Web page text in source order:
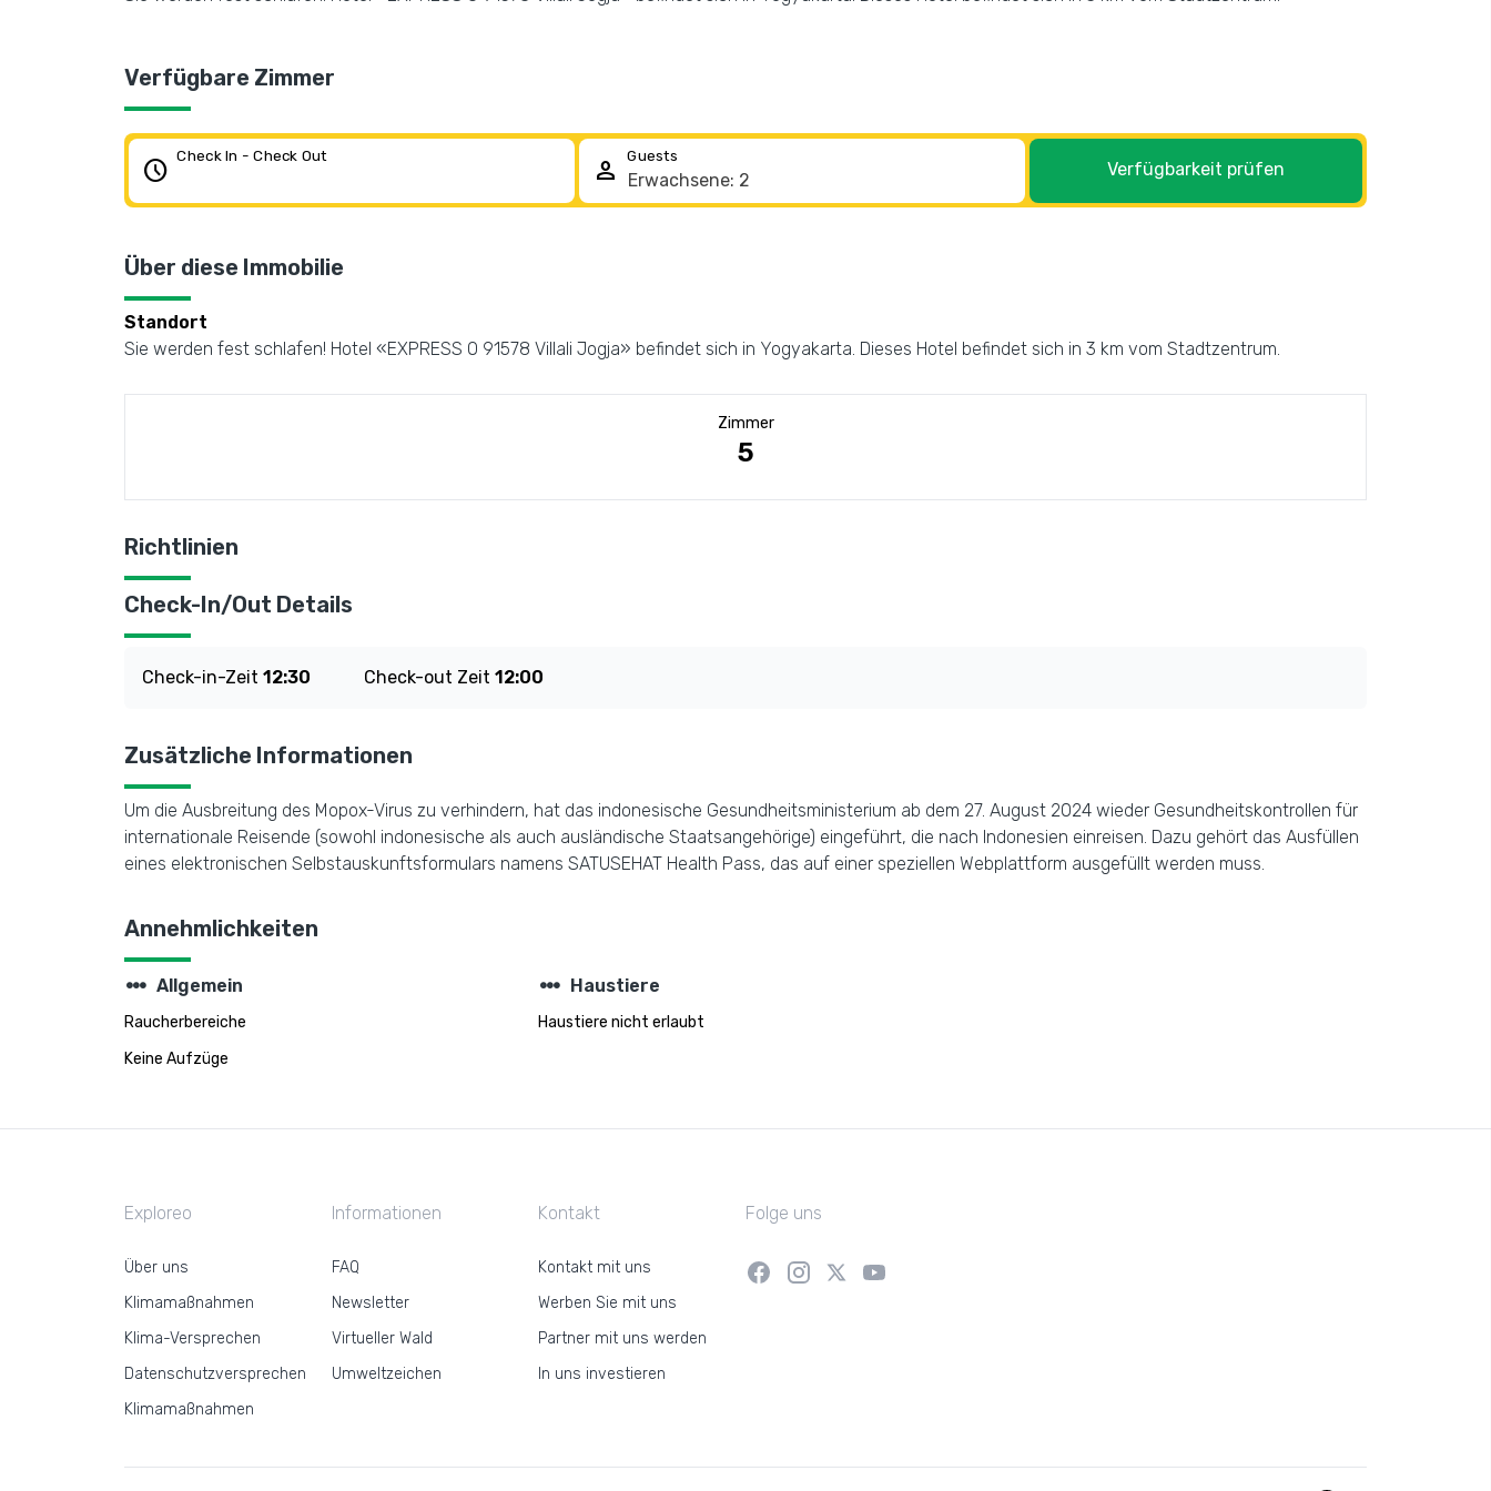
Verfügbare Zimmer
schedule Check In - Check Out person Guests
Verfügbarkeit prüfen
Über diese Immobilie
Standort
Sie werden fest schlafen! Hotel «EXPRESS O 91578 Villali Jogja» befindet sich in Yogyakarta. Dieses Hotel befindet sich in 3 km vom Stadtzentrum.
Zimmer
5
Richtlinien
Check-In/Out Details
Check-in-Zeit 12:30 Check-out Zeit 12:00
Zusätzliche Informationen
Um die Ausbreitung des Mopox-Virus zu verhindern, hat das indonesische Gesundheitsministerium ab dem 27. August 2024 wieder Gesundheitskontrollen für
internationale Reisende (sowohl indonesische als auch ausländische Staatsangehörige) eingeführt, die nach Indonesien einreisen. Dazu gehört das Ausfüllen
eines elektronischen Selbstauskunftsformulars namens SATUSEHAT Health Pass, das auf einer speziellen Webplattform ausgefüllt werden muss.
Annehmlichkeiten
steppers Allgemein
Raucherbereiche
Keine Aufzüge
steppers Haustiere
Haustiere nicht erlaubt
Exploreo
Über uns
Klimamaßnahmen
Klima-Versprechen
Datenschutzversprechen
Klimamaßnahmen
Informationen
FAQ
Newsletter
Virtueller Wald
Umweltzeichen
Kontakt
Kontakt mit uns
Werben Sie mit uns
Partner mit uns werden
In uns investieren
Folge uns